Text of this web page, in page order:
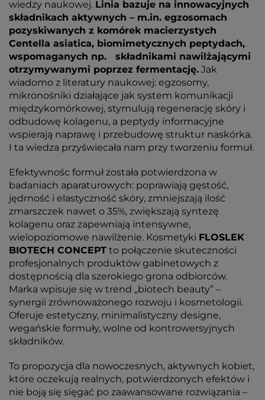
wiedzy naukowej. Linia bazuje na innowacyjnych
składnikach aktywnych – m.in. egzosomach
pozyskiwanych z komórek macierzystych
Centella asiatica, biomimetycznych peptydach,
wspomaganych np. składnikami nawilżającymi
otrzymywanymi poprzez fermentację. Jak
wiadomo z literatury naukowej: egzosomy,
mikronośniki działające jak system komunikacji
międzykomórkowej, stymulują regenerację skóry i
odbudowę kolagenu, a peptydy informacyjne
wspierają naprawę i przebudowę struktur naskórka.
I ta wiedza przyświecała nam przy tworzeniu formuł.
Efektywnośc formuł została potwierdzona w
badaniach aparaturowych: poprawiają gęstość,
jędrność i elastyczność skóry, zmniejszają ilość
zmarszczek nawet o 35%, zwiększają syntezę
kolagenu oraz zapewniają intensywne,
wielopoziomowe nawilżenie. Kosmetyki FLOSLEK
BIOTECH CONCEPT to połączenie skuteczności
profesjonalnych produktów gabinetowych z
dostępnością dla szerokiego grona odbiorców.
Marka wpisuje się w trend „biotech beauty” –
synergii zrównoważonego rozwoju i kosmetologii.
Oferuje estetyczny, minimalistyczny designe,
wegańskie formuły, wolne od kontrowersyjnych
składników.
To propozycja dla nowoczesnych, aktywnych kobiet,
które oczekują realnych, potwierdzonych efektów i
nie boją się sięgać po zaawansowane rozwiązania –